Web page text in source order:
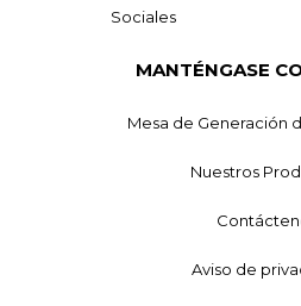
Sociales
MANTÉNGASE
Mesa de Generación
Nuestros
Aviso de